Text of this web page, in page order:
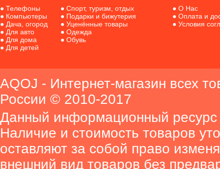
● Телефоны
● Компьютеры
● Дача, огород
● Для авто
● Для дома
● Для детей
● Спорт, туризм, отдых
● Подарки и бижутерия
● Уценённые товары
● Одежда
● Обувь
● О Нас
● Оплата и
● Условия
AQOJ - Интернет-магазин всех
России © 2010-2017
Данный информационный ресурс
Наличие и стоимость товаров
оставляют за собой право
внешний вид товаров без